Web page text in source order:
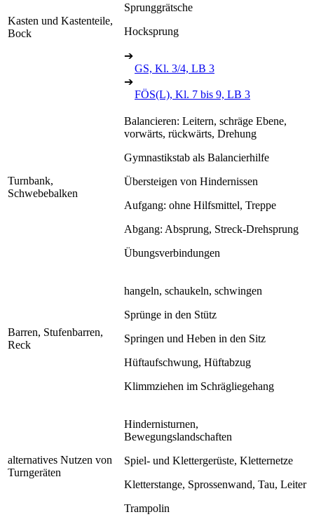
Kasten und Kastenteile,
Bock
Sprunggrätsche
Hocksprung
➔
GS, Kl. 3/4, LB 3
➔
FÖS(L), Kl. 7 bis 9, LB 3
Turnbank,
Schwebebalken
Balancieren: Leitern, schräge Ebene,
vorwärts, rückwärts, Drehung
Gymnastikstab als Balancierhilfe
Übersteigen von Hindernissen
Aufgang: ohne Hilfsmittel, Treppe
Abgang: Absprung, Streck-Drehsprung
Übungsverbindungen
Barren, Stufenbarren,
Reck
hangeln, schaukeln, schwingen
Sprünge in den Stütz
Springen und Heben in den Sitz
Hüftaufschwung, Hüftabzug
Klimmziehen im Schrägliegehang
alternatives Nutzen von
Turngeräten
Hindernisturnen,
Bewegungslandschaften
Spiel- und Klettergerüste, Kletternetze
Kletterstange, Sprossenwand, Tau, Leiter
Trampolin